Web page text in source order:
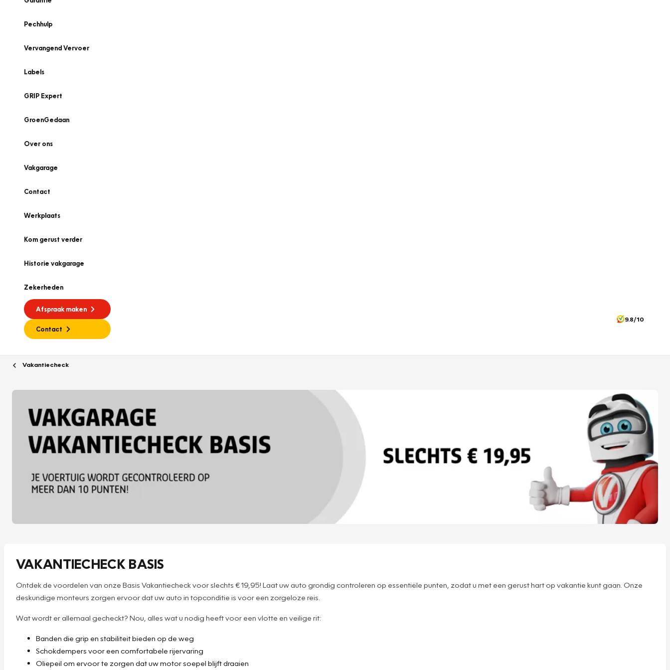
Pechhulp
Vervangend Vervoer
Labels
GRIP Expert
GroenGedaan
Over ons
Vakgarage
Contact
Werkplaats
Kom gerust verder
Historie vakgarage
Zekerheden
Afspraak maken
Contact
9.8/10
Vakantiecheck
VAKANTIECHECK BASIS
Ontdek de voordelen van onze Basis Vakantiecheck voor slechts € 19,95! Laat uw auto grondig controleren op essentiële punten, zodat u met een gerust hart op vakantie kunt gaan. Onze
deskundige monteurs zorgen ervoor dat uw auto in topconditie is voor een zorgeloze reis.
Wat wordt er allemaal gecheckt? Nou, alles wat u nodig heeft voor een vlotte en veilige rit:
Banden die grip en stabiliteit bieden op de weg
Schokdempers voor een comfortabele rijervaring
Oliepeil om ervoor te zorgen dat uw motor soepel blijft draaien